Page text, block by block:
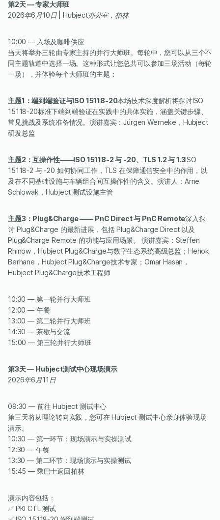
第2天 — 专家大师班
‍2026年6月10日 | Hubject办公室，柏林
10:00 — 入场及咖啡供应
当天将举办三轮由专家主持的并行大师班。每轮中，您可以从三个不
同主题轨道中选择一场。这种形式让您总共可以参加三场活动（每轮
一场），并体验每个大师班的主题：
主题1：端到端验证与ISO 15118-20本场技术深度解析将探讨ISO
15118-20标准下端到端验证在实践中的具体实施，涵盖关键步骤、
常见挑战及系统准备情况。演讲嘉宾：Jürgen Werneke，Hubject
研发总监
主题2：互操作性——ISO 15118-2 与 -20、TLS 1.2 与 1.3ISO
15118-2 与 -20 如何协同工作，TLS 在保障通信安全中的作用，以
及在不同基础设施与车辆组合间互操作性的含义。演讲人：Arne
Schlowak，Hubject 测试设施主管
主题3：Plug&Charge —— PnC Direct 与 PnC Remote深入探
讨 Plug&Charge 的最新进展，包括 Plug&Charge Direct 以及
Plug&Charge Remote 的功能与应用场景。 演讲嘉宾：Steffen
Rhinow，Hubject Plug&Charge与数字生态系统高级总监；Henok
Berhane，Hubject Plug&Charge技术专家；Omar Hasan，
Hubject Plug&Charge技术工程师
10:30 — 第一轮并行大师班
12:00 — 午餐
13:00 — 第二轮并行大师班
14:30 — 茶歇与交流
15:00 — 第三轮并行大师班
第3天 — Hubject测试中心现场演示
‍2026年6月11日
09:30 — 前往 Hubject 测试中心
第三天将从理论转向实践，您可在 Hubject 测试中心亲身体验现场
演示。
10:30 — 第一环节：现场演示与实操测试
12:30 — 午餐
13:30 — 第二环节：现场演示与实操测试
15:45 — 乘巴士返回柏林
演示内容包括：
✅ PKI CTL 测试